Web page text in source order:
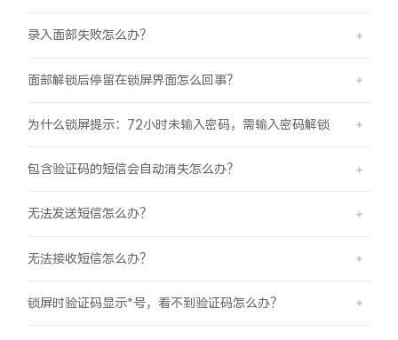
录入面部失败怎么办？
面部解锁后停留在锁屏界面怎么回事？
为什么锁屏提示：72小时未输入密码，需输入密码解锁
包含验证码的短信会自动消失怎么办？
无法发送短信怎么办？
无法接收短信怎么办？
锁屏时验证码显示*号，看不到验证码怎么办？